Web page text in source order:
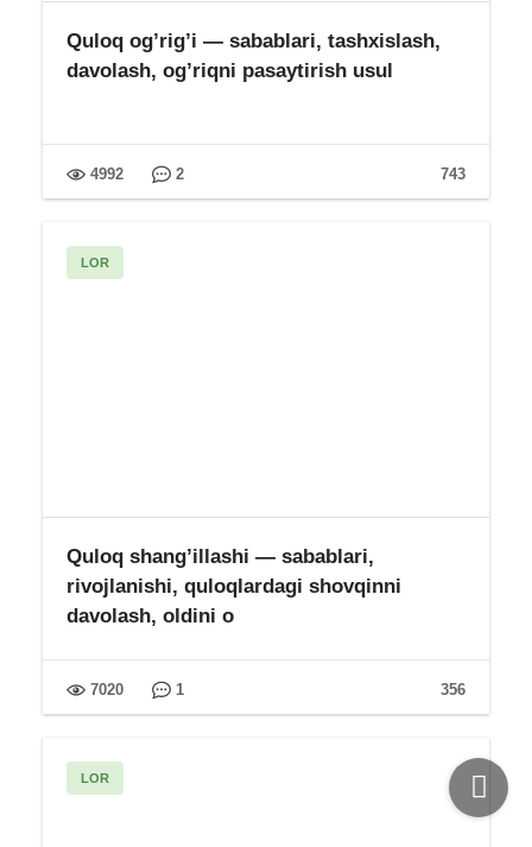
Quloq og’rig’i — sabablari, tashxislash,
davolash, og’riqni pasaytirish usul
743
4992 2
LOR
Quloq shang’illashi — sabablari,
rivojlanishi, quloqlardagi shovqinni
davolash, oldini o
356
7020 1
LOR